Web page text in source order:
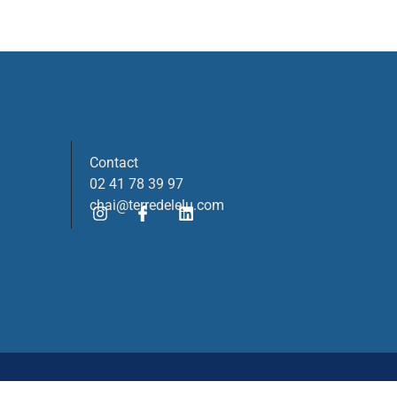
Contact
02 41 78 39 97
chai@terredelelu.com